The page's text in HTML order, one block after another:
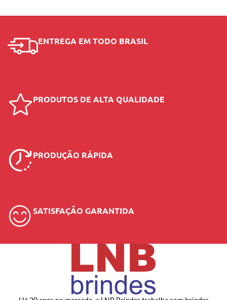
ENTREGA EM TODO BRASIL
PRODUTOS DE ALTA QUALIDADE
PRODUÇÃO RÁPIDA
SATISFAÇÃO GARANTIDA